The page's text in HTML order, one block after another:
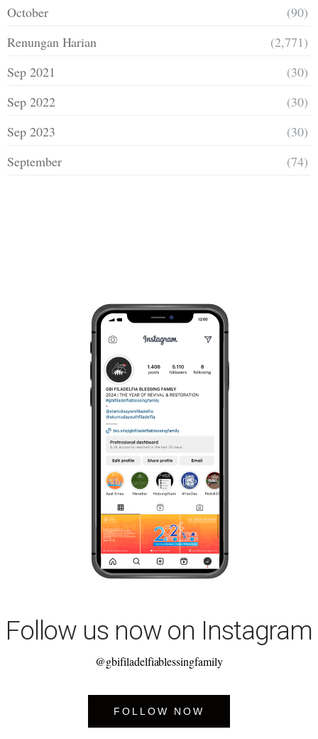
October
(90)
Renungan Harian
(2,771)
Sep 2021
(30)
Sep 2022
(30)
Sep 2023
(30)
September
(74)
Follow us now on Instagram
@gbifiladelfiablessingfamily
FOLLOW NOW